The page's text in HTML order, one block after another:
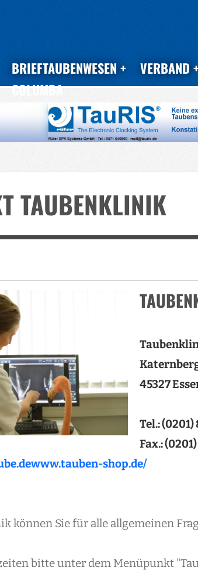
BRIEFTAUBENWESEN VERBAND
COLUMBA
TAUBENKLINIK
45327
Tel.: (0201)
Fax.:
www.tauben-shop.de/
können Sie für alle allgemeinen
bitte unter dem Menüpunkt